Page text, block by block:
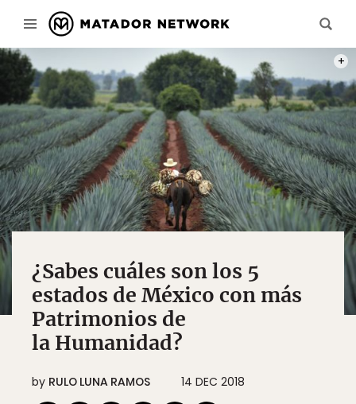
FOTO:
¿Sabes cuáles son los 5
estados de México con más
Patrimonios de
la Humanidad?
by RULO LUNA RAMOS 14 DEC 2018